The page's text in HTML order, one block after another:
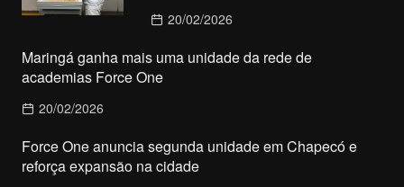
20/02/2026
Maringá ganha mais uma unidade da rede de
academias Force One
20/02/2026
Force One anuncia segunda unidade em Chapecó e
reforça expansão na cidade